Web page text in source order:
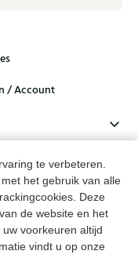
te verbeteren.
het gebruik van alle
Deze
de website en het
voorkeuren altijd
vindt u op onze
/ Account